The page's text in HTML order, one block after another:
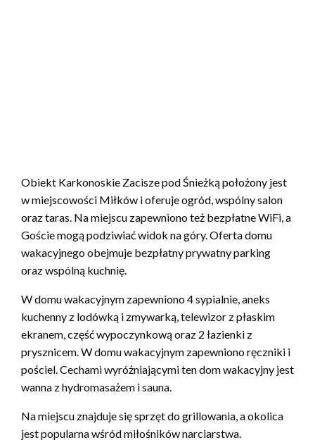
Obiekt Karkonoskie Zacisze pod Śnieżką położony jest
w miejscowości Miłków i oferuje ogród, wspólny salon
oraz taras. Na miejscu zapewniono też bezpłatne WiFi, a
Goście mogą podziwiać widok na góry. Oferta domu
wakacyjnego obejmuje bezpłatny prywatny parking
oraz wspólną kuchnię.
W domu wakacyjnym zapewniono 4 sypialnie, aneks
kuchenny z lodówką i zmywarką, telewizor z płaskim
ekranem, część wypoczynkową oraz 2 łazienki z
prysznicem. W domu wakacyjnym zapewniono ręczniki i
pościel. Cechami wyróżniającymi ten dom wakacyjny jest
wanna z hydromasażem i sauna.
Na miejscu znajduje się sprzęt do grillowania, a okolica
jest popularna wśród miłośników narciarstwa.